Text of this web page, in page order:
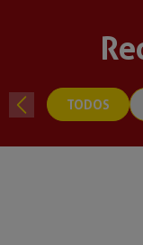
TODOS